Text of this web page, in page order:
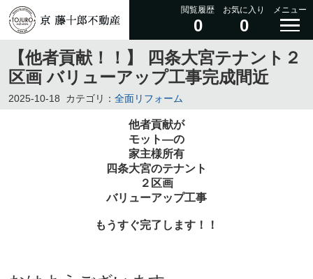
閲覧履歴
0
お気に入り
0
メニュー
【他者貢献！！】 四条大宮テナント２
区画 バリューアップ工事完成間近
2025-10-18 カテゴリ： 全面リフォーム
他者貢献が
モット―の
家主様所有
四条大宮のテナント
２区画
バリューアップ工事
もうすぐ完了します！！